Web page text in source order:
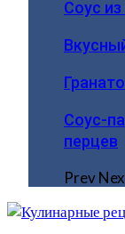
Соус
Соус-
перцев
Prev